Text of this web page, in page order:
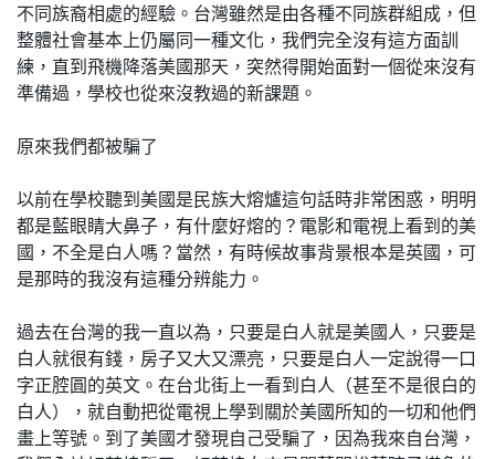
不同族裔相處的經驗。台灣雖然是由各種不同族群組成，但
整體社會基本上仍屬同一種文化，我們完全沒有這方面訓
練，直到飛機降落美國那天，突然得開始面對一個從來沒有
準備過，學校也從來沒教過的新課題。
原來我們都被騙了
以前在學校聽到美國是民族大熔爐這句話時非常困惑，明明
都是藍眼睛大鼻子，有什麼好熔的？電影和電視上看到的美
國，不全是白人嗎？當然，有時候故事背景根本是英國，可
是那時的我沒有這種分辨能力。
過去在台灣的我一直以為，只要是白人就是美國人，只要是
白人就很有錢，房子又大又漂亮，只要是白人一定說得一口
字正腔圓的英文。在台北街上一看到白人（甚至不是很白的
白人），就自動把從電視上學到關於美國所知的一切和他們
畫上等號。到了美國才發現自己受騙了，因為我來自台灣，